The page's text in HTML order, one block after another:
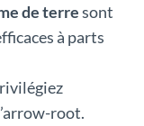
de terresont
à parts
root.